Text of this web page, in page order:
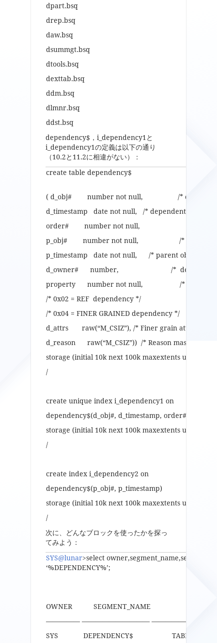
dpart.bsq
drep.bsq
daw.bsq
dsummgt.bsq
dtools.bsq
dexttab.bsq
ddm.bsq
dlmnr.bsq
ddst.bsq
dependency$，i_dependency1と
i_dependency1の定義は以下の通り
（10.2と11.2に相違がない）：
create table dependency$ /*
( d_obj# number not null, /* dependent
d_timestamp date not null, /* dependent object
order# number not null, /* order
p_obj# number not null, /* parent
p_timestamp date not null, /* parent object
d_owner# number, /* dependent
property number not null, /* 0x01 =
/* 0x02 = REF dependency */
/* 0x04 = FINER GRAINED dependency */
d_attrs raw(“M_CSIZ”), /* Finer grain attr.
d_reason raw(“M_CSIZ”)) /* Reason mask of
storage (initial 10k next 100k maxextents unlimited
/
create unique index i_dependency1 on
dependency$(d_obj#, d_timestamp, order#)
storage (initial 10k next 100k maxextents unlimited
/
create index i_dependency2 on
dependency$(p_obj#, p_timestamp)
storage (initial 10k next 100k maxextents unlimited
/
次に、どんなブロックを使ったかを探っ
てみよう：
SYS@lunar>select
‘%DEPENDENCY%’;
OWNER SEGMENT_NAME
————— —————————— —————— ———-
SYS DEPENDENCY$